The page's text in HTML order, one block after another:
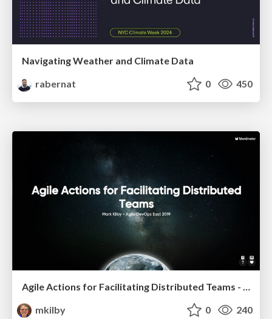
Navigating Weather and Climate Data
rabernat
0 450
Agile Actions for Facilitating Distributed Teams - ADO2019
mkilby
0 240